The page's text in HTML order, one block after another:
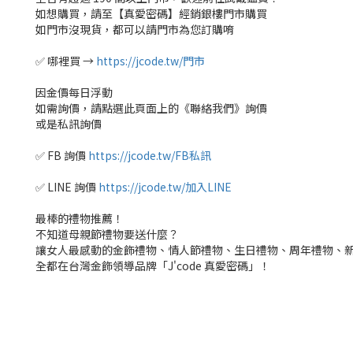
如想購買，請至【真愛密碼】經銷銀樓門市購買
如門市沒現貨，都可以請門市為您訂購唷
✅ 哪裡買 → https://jcode.tw/門市
因金價每日浮動
如需詢價，請點選此頁面上的《聯絡我們》詢價
或是私訊詢價
✅ FB 詢價 https://jcode.tw/FB私訊
✅ LINE 詢價 https://jcode.tw/加入LINE
最棒的禮物推薦！
不知道母親節禮物要送什麼？
讓女人最感動的金飾禮物、情人節禮物、生日禮物、周年禮物、
全都在台灣金飾領導品牌「J'code 真愛密碼」！